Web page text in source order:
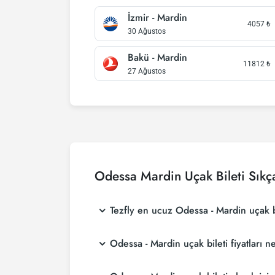
İzmir - Mardin
30 Ağustos
4057 ₺
Bakü - Mardin
27 Ağustos
11812 ₺
Odessa Mardin Uçak Bileti
Tezfly en ucuz Odessa - Mardin uçak
aramaktadır. Tezfly sitesinde yapacağın
Odessa - Mardin uçak bileti fiyatları